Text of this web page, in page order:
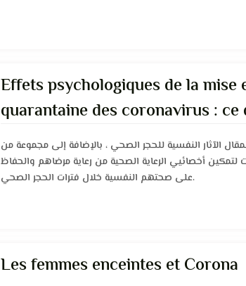
Effets psychologiques de la mise
quarantaine des coronavirus : ce
professionnels de la santé
الآثار النفسية للحجر الصحي ، بالإضافة إلى مجموعة من
لتمكين أخصائيي الرعاية الصحية من رعاية مرضاهم والحفاظ
على صحتهم النفسية خلال فترات الحجر الصحي.
Les femmes enceintes et Corona